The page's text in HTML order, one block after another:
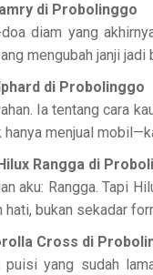
di Probolinggo
diam yang
mengubah janji jadi
di Probolinggo
Ia tentang cara
menjual
Rangga di
aku: Rangga. Tapi
bukan sekadar
Cross di
yang sudah